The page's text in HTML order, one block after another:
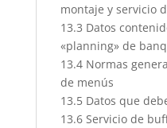
montaje y servicio
13.3 Datos
«planning» de
13.4 Normas
de menús
13.5 Datos que
13.6 Servicio de